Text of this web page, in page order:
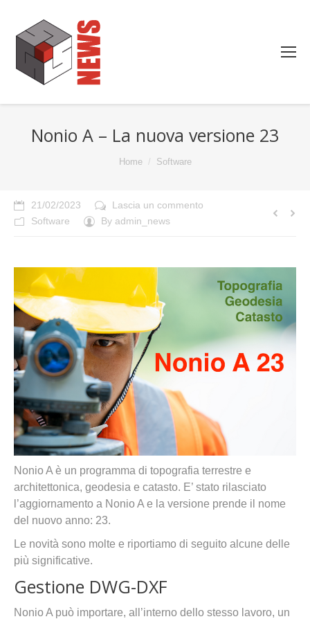
Nonio A – La nuova versione 23
Home Software
21/02/2023
Lascia un commento
Software
By admin_news
Nonio A è un programma di topografia terrestre e
architettonica, geodesia e catasto. E’ stato rilasciato
l’aggiornamento a Nonio A e la versione prende il nome
del nuovo anno: 23.
Le novità sono molte e riportiamo di seguito alcune delle
più significative.
Gestione DWG-DXF
Nonio A può importare, all’interno dello stesso lavoro, un